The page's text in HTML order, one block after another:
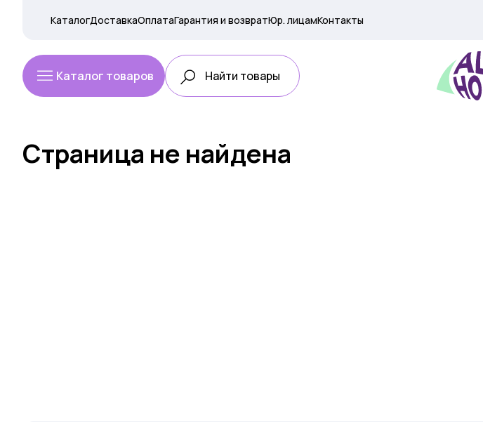
КаталогДоставкаОплатаГарантия и возвратЮр. лицамКонтакты
Каталог товаров
Страница не найдена